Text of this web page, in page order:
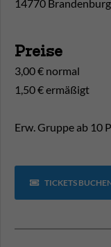
14770
Preise
3,00 € normal
1,50 € ermäßigt
Erw. Gruppe ab 10
TICKETS